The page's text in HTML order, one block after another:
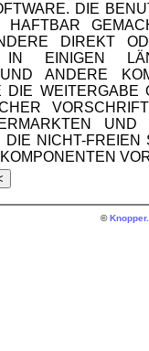
DIE
HAFTBAR
DIREKT
IN EINIGEN
UND ANDERE
DIE
NICHT-
©